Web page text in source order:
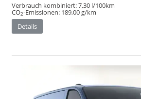
Verbrauch kombiniert:7,30 l/100km
CO2-Emissionen: 189,00 g/km
Details